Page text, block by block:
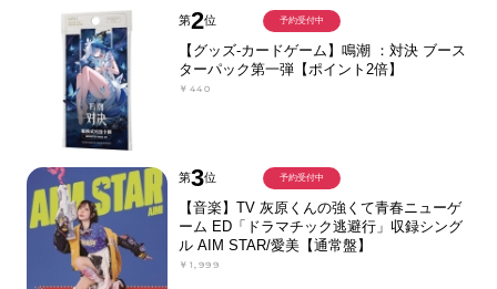
第2位
【グッズ-カードゲーム】鳴潮 ：対決 ブース
ターパック第一弾【ポイント2倍】
￥440
予約受付中
第3位
【音楽】TV 灰原くんの強くて青春ニューゲ
ーム ED「ドラマチック逃避行」収録シング
ル AIM STAR/愛美【通常盤】
￥1,999
予約受付中